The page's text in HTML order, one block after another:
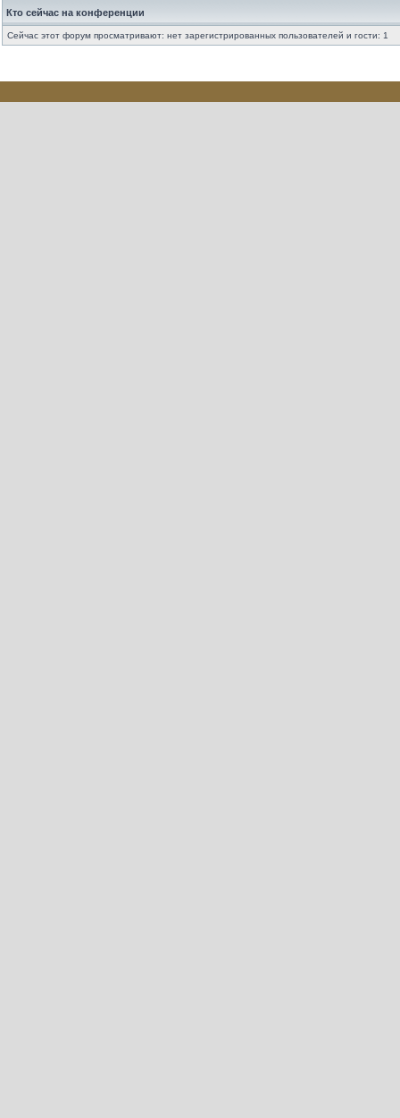
Кто сейчас на конференции
Сейчас этот форум просматривают: нет зарегистрированных пользователей и гости: 1